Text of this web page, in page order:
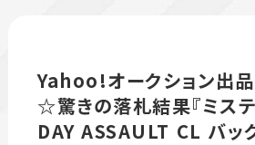
Yahoo!オークション出
☆驚きの落札結果『ミス
DAY ASSAULT CL バッ